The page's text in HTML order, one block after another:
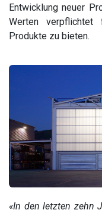
Entwicklung neuer
Werten verpflichtet
Produkte zu bieten.
«In den letzten zehn